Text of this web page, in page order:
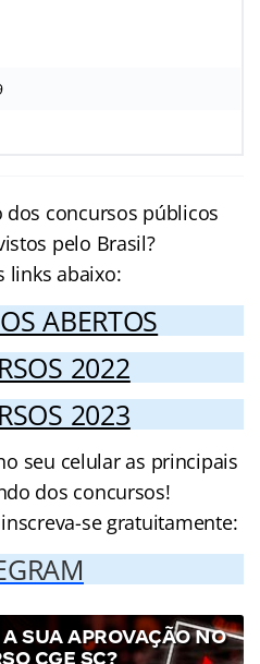
concursos públicos
pelo Brasil?
links abaixo:
ABERTOS
2022
2023
seu celular as principais
dos concursos!
se gratuitamente:
SUA APROVAÇÃO NO
CGE SC?